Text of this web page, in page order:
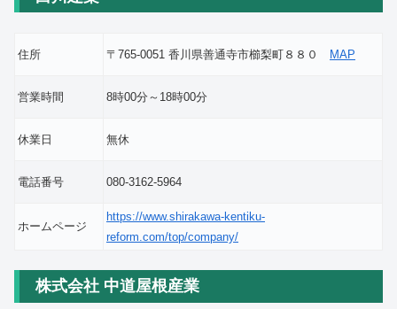
住所 〒765-0051 香川県善通寺市櫛梨町８８０ MAP
営業時間 8時00分～18時00分
休業日 無休
電話番号 080-3162-5964
ホームページ
https://www.shirakawa-kentiku-
reform.com/top/company/
株式会社 中道屋根産業